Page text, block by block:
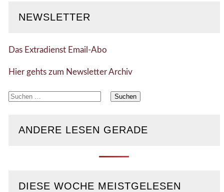
NEWSLETTER
Das Extradienst Email-Abo
Hier gehts zum Newsletter Archiv
Suchen
ANDERE LESEN GERADE
DIESE WOCHE MEISTGELESEN